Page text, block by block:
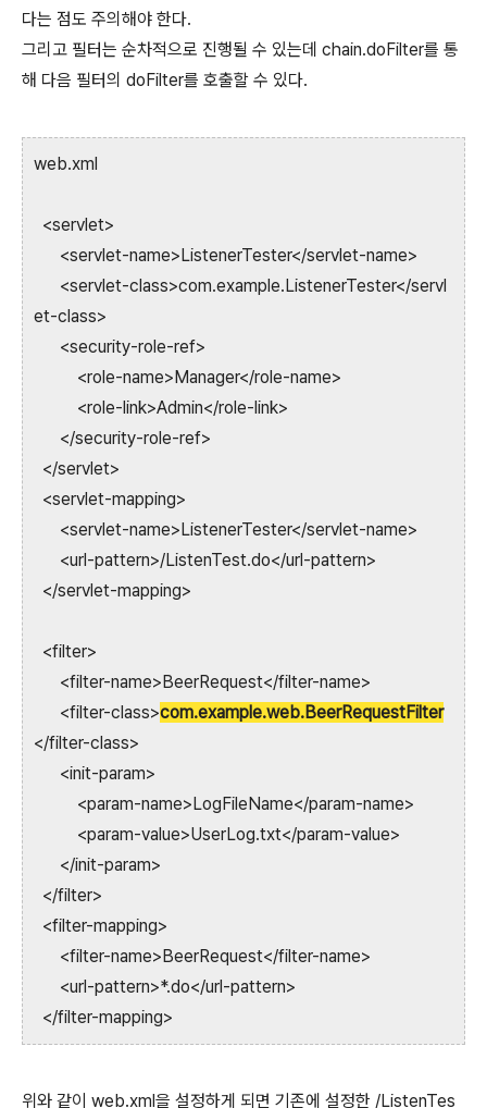
다는 점도 주의해야 한다.
그리고 필터는 순차적으로 진행될 수 있는데 chain.doFilter를 통
해 다음 필터의 doFilter를 호출할 수 있다.
web.xml
<servlet>
<servlet-name>ListenerTester</servlet-name>
<servlet-class>com.example.ListenerTester</servl
et-class>
<security-role-ref>
<role-name>Manager</role-name>
<role-link>Admin</role-link>
</security-role-ref>
</servlet>
<servlet-mapping>
<servlet-name>ListenerTester</servlet-name>
<url-pattern>/ListenTest.do</url-pattern>
</servlet-mapping>
<filter>
<filter-name>BeerRequest</filter-name>
<filter-class>com.example.web.BeerRequestFilter
</filter-class>
<init-param>
<param-name>LogFileName</param-name>
<param-value>UserLog.txt</param-value>
</init-param>
</filter>
<filter-mapping>
<filter-name>BeerRequest</filter-name>
<url-pattern>*.do</url-pattern>
</filter-mapping>
위와 같이 web.xml을 설정하게 되면 기존에 설정한 /ListenTes